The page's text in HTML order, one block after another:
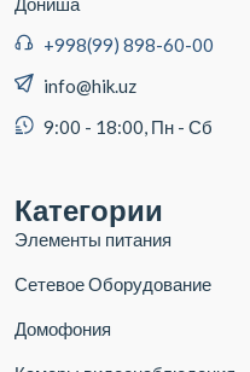
+998(99) 898-60-00
info@hik.uz
9:00 - 18:00, Пн - Сб
Категории
Элементы питания
Сетевое Оборудование
Домофония